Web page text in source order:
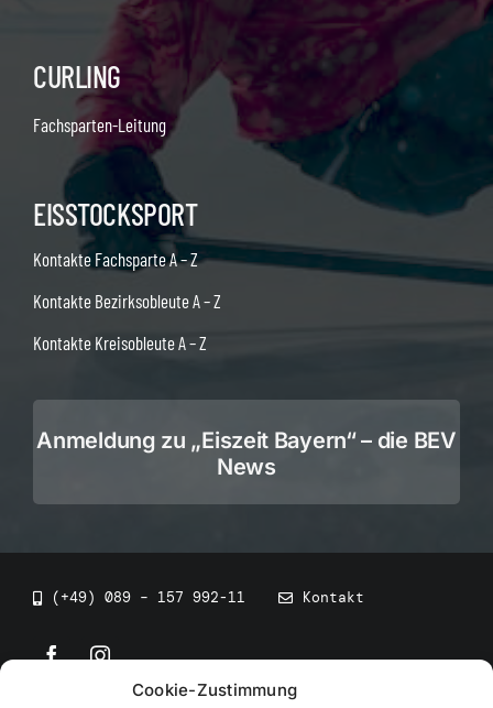
Cookie-Zustimmung
CURLING
Fachsparten-Leitung
EISSTOCKSPORT
Kontakte Fachsparte A – Z
Kontakte Bezirksobleute A – Z
Kontakte Kreisobleute A – Z
Anmeldung zu „Eiszeit Bayern“ – die BEV
News
(+49) 089 – 157 992-11 Kontakt